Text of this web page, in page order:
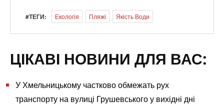
#ТЕГИ: Екологія Пляжі Якість Води
ЦІКАВІ НОВИНИ ДЛЯ ВАС:
У Хмельницькому частково обмежать рух
транспорту на вулиці Грушевського у вихідні дні